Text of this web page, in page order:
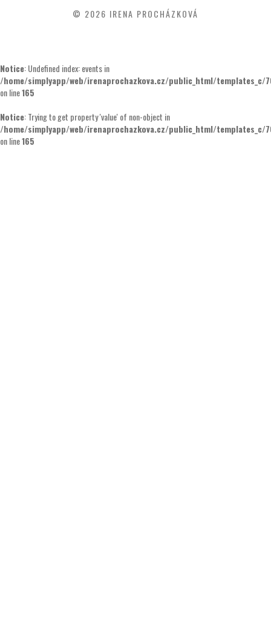
© 2026 IRENA PROCHÁZKOVÁ
Notice: Undefined index: events in
/home/simplyapp/web/irenaprochazkova.cz/public_html/
on line165
Notice: Trying to get property 'value' of non-object in
/home/simplyapp/web/irenaprochazkova.cz/public_html/
on line165